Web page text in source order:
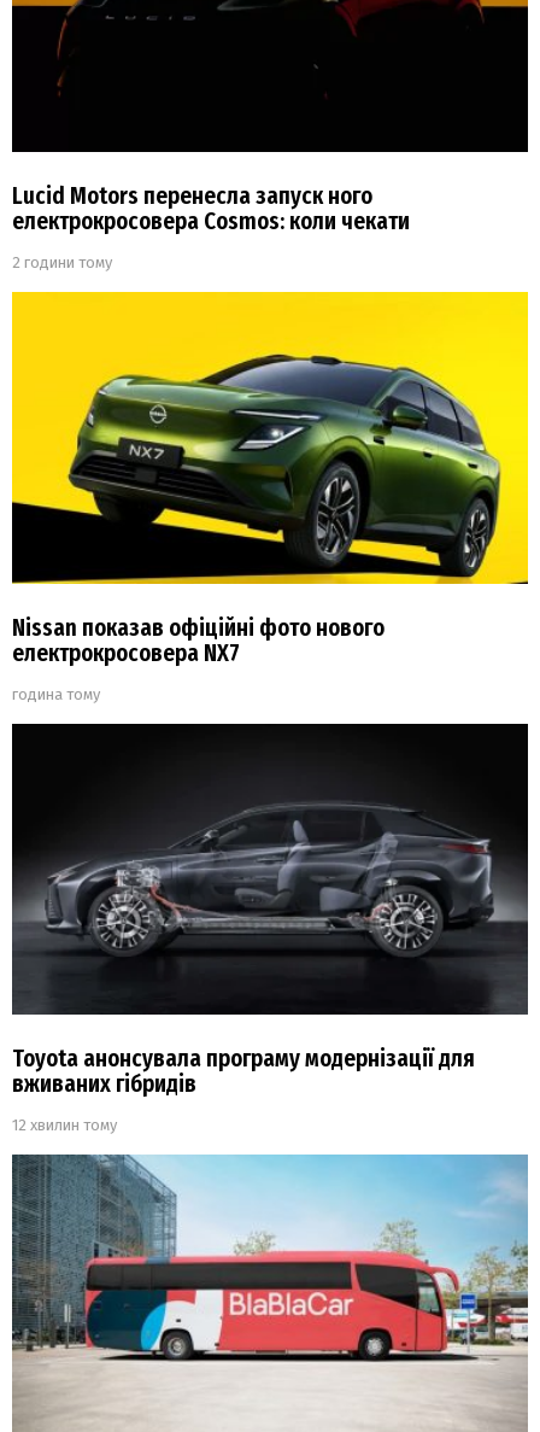
Lucid Motors перенесла запуск ного
електрокросовера Cosmos: коли чекати
2 години тому
Nissan показав офіційні фото нового
електрокросовера NX7
година тому
Toyota анонсувала програму модернізації для
вживаних гібридів
12 хвилин тому